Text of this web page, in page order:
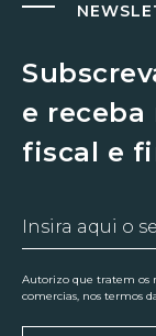
e receba
fiscal e
Autorizo que tratem os
comercias, nos termos